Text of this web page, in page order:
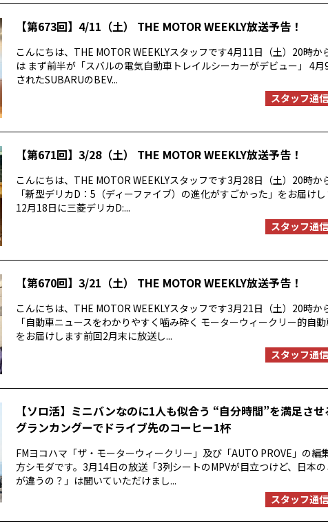
【第673回】4/11（土） THE MOTOR WEEKLY放送予告！
こんにちは、THE MOTOR WEEKLYスタッフです4月11日（土）20時か
は まず前半が「スバルの電気自動車トレイルシーカーがデビュー」 4
されたSUBARUのBEV...
スタッフ通信
【第671回】3/28（土） THE MOTOR WEEKLY放送予告！
こんにちは、THE MOTOR WEEKLYスタッフです3月28日（土）20時か
「新型デリカD：5（ディーファイブ）の進化がすごかった」をお届け
12月18日に三菱デリカD:...
スタッフ通信
【第670回】3/21（土） THE MOTOR WEEKLY放送予告！
こんにちは、THE MOTOR WEEKLYスタッフです3月21日（土）20時か
「自動車ニュースをわかりやすく噛み砕く モーターウィークリー的自動
をお届けします前回2月末に放送し...
スタッフ通信
【ソロ活】ミニバンなのに1人も似合う “自分時間”を満足させ
グランカングーでドライブ先のコーヒー1杯
FMヨコハマ「ザ・モーターウィークリー」及び「AUTO PROVE」の編
方シモダです。3月14日の放送「3列シートのMPVが目立つけど、日本
が違うの？」は聞いていただけまし...
スタッフ通信